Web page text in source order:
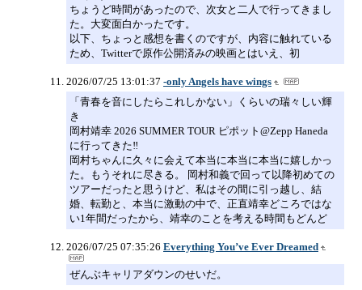
ちょうど時間があったので、次女と二人で行ってきまし
た。大変面白かったです。
以下、ちょっと感想を書くのですが、内容に触れている
ため、Twitterで原作公開済みの映画とはいえ、初
2026/07/25 13:01:37 -only Angels have wings
「青春を音にしたらこれしかない」くらいの瑞々しい輝
き
岡村靖幸 2026 SUMMER TOUR ピポット@Zepp Haneda
に行ってきた‼️
岡村ちゃんに久々に会えて本当に本当に本当に嬉しかっ
た。もうそれに尽きる。 岡村和義で回って以降初めての
ツアーだったと思うけど、私はその間に引っ越し、結
婚、転勤と、本当に激動の中で、正直靖幸どころではな
い1年間だったから、靖幸のことを考える時間もどんど
2026/07/25 07:35:26 Everything You’ve Ever Dreamed
ぜんぶキャリアダウンのせいだ。